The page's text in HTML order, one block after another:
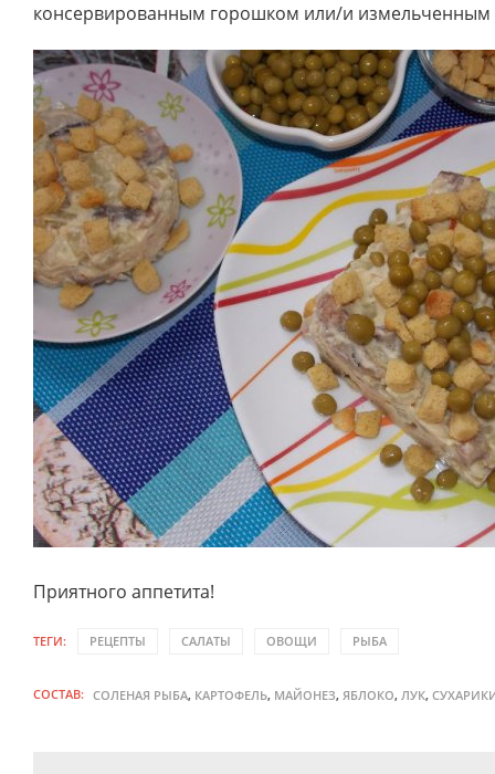
консервированным горошком или/и измельченным
Приятного аппетита!
ТЕГИ: РЕЦЕПТЫ САЛАТЫ ОВОЩИ РЫБА
СОСТАВ: СОЛЕНАЯ РЫБА, КАРТОФЕЛЬ, МАЙОНЕЗ, ЯБЛОКО, ЛУК,